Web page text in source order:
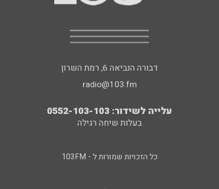
דבורה הנביאה 6, רמת השרון
radio@103.fm
עלייה לשידור: 0552-103-103
בעלות שיחה רגילה
כל הזכויות שמורות ל - 103FM